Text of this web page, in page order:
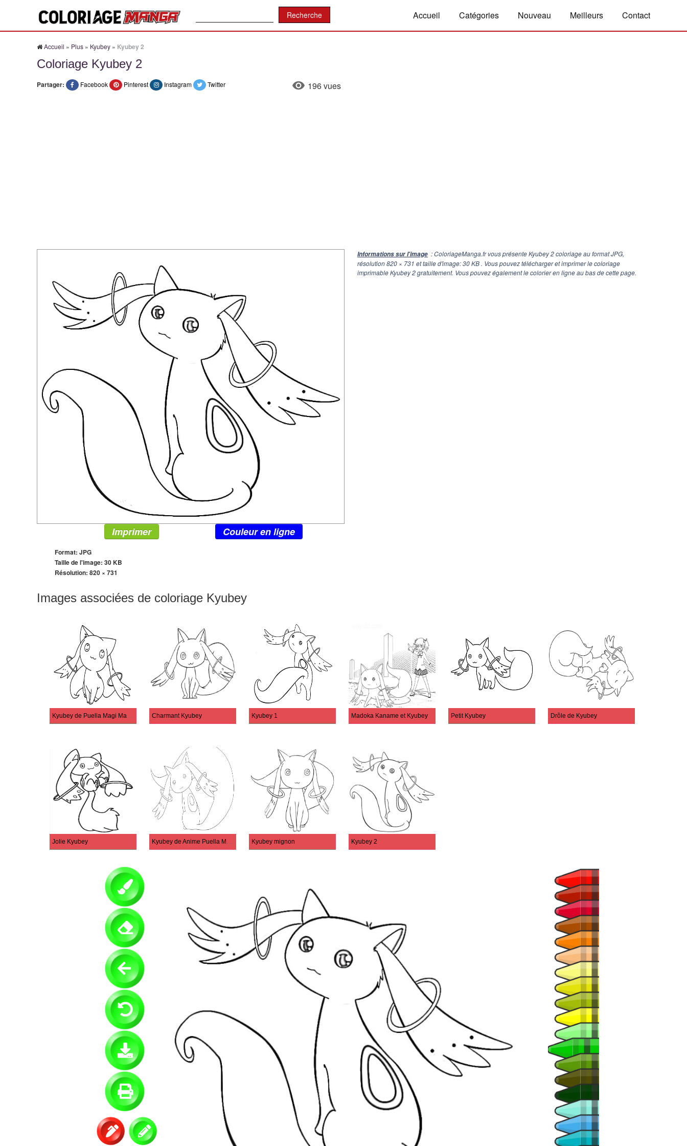
Accueil Catégories Nouveau Meilleurs Contact
Accueil » Plus » Kyubey » Kyubey 2
Coloriage Kyubey 2
Partager: Facebook Pinterest Instagram Twitter 196 vues
Informations sur l'image : ColoriageManga.fr vous présente Kyubey 2 coloriage au format JPG,
résolution820 × 731 et taille d'image: 30 KB . Vous pouvez télécharger et imprimer le coloriage
imprimable Kyubey 2 gratuitement. Vous pouvez également le colorier en ligne au bas de cette page.
Imprimer Couleur en ligne
Format: JPG
Taille de l'image: 30 KB
Résolution: 820 × 731
Images associées de coloriage Kyubey
Kyubey de Puella Magi Madoka Magica Charmant Kyubey Kyubey 1 Madoka Kaname et Kyubey Petit Kyubey Drôle de Kyubey
Jolie Kyubey Kyubey de Anime Puella Magi Madoka Magica Kyubey mignon Kyubey 2